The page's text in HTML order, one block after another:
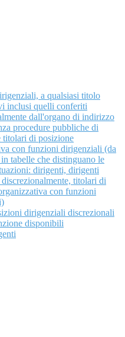
a qualsiasi titolo
inclusi quelli conferiti
dall'organo di indirizzo
procedure pubbliche di
titolari di posizione
con funzioni dirigenziali (da
tabelle che distinguano le
dirigenti, dirigenti
titolari di
con funzioni
dirigenziali discrezionali
disponibili